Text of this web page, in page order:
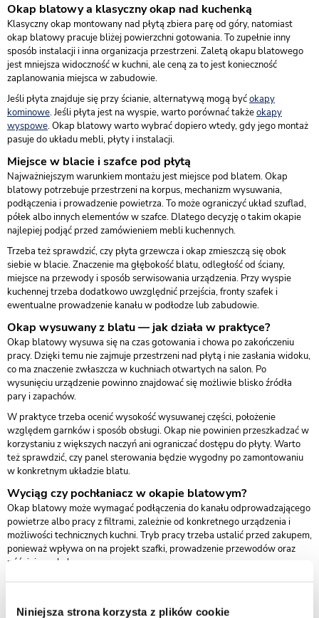
Niniejsza strona korzysta z plików cookie
Okap blatowy a klasyczny okap nad kuchenką
Klasyczny okap montowany nad płytą zbiera parę od góry, natomiast
okap blatowy pracuje bliżej powierzchni gotowania. To zupełnie inny
sposób instalacji i inna organizacja przestrzeni. Zaletą okapu blatowego
jest mniejsza widoczność w kuchni, ale ceną za to jest konieczność
zaplanowania miejsca w zabudowie.
Jeśli płyta znajduje się przy ścianie, alternatywą mogą byćokapy
kominowe. Jeśli płyta jest na wyspie, warto porównać takżeokapy
wyspowe. Okap blatowy warto wybrać dopiero wtedy, gdy jego montaż
pasuje do układu mebli, płyty i instalacji.
Miejsce w blacie i szafce pod płytą
Najważniejszym warunkiem montażu jest miejsce pod blatem. Okap
blatowy potrzebuje przestrzeni na korpus, mechanizm wysuwania,
podłączenia i prowadzenie powietrza. To może ograniczyć układ szuflad,
półek albo innych elementów w szafce. Dlatego decyzję o takim okapie
najlepiej podjąć przed zamówieniem mebli kuchennych.
Trzeba też sprawdzić, czy płyta grzewcza i okap zmieszczą się obok
siebie w blacie. Znaczenie ma głębokość blatu, odległość od ściany,
miejsce na przewody i sposób serwisowania urządzenia. Przy wyspie
kuchennej trzeba dodatkowo uwzględnić przejścia, fronty szafek i
ewentualne prowadzenie kanału w podłodze lub zabudowie.
Okap wysuwany z blatu — jak działa w praktyce?
Okap blatowy wysuwa się na czas gotowania i chowa po zakończeniu
pracy. Dzięki temu nie zajmuje przestrzeni nad płytą i nie zasłania widoku,
co ma znaczenie zwłaszcza w kuchniach otwartych na salon. Po
wysunięciu urządzenie powinno znajdować się możliwie blisko źródła
pary i zapachów.
W praktyce trzeba ocenić wysokość wysuwanej części, położenie
względem garnków i sposób obsługi. Okap nie powinien przeszkadzać w
korzystaniu z większych naczyń ani ograniczać dostępu do płyty. Warto
też sprawdzić, czy panel sterowania będzie wygodny po zamontowaniu
w konkretnym układzie blatu.
Wyciąg czy pochłaniacz w okapie blatowym?
Okap blatowy może wymagać podłączenia do kanału odprowadzającego
powietrze albo pracy z filtrami, zależnie od konkretnego urządzenia i
możliwości technicznych kuchni. Tryb pracy trzeba ustalić przed zakupem,
ponieważ wpływa on na projekt szafki, prowadzenie przewodów oraz
późniejszą obsługę.
Przy wyciągu trzeba zaplanować trasę powietrza od okapu do kanału
instalacji w podłodze, cokole albo zabudowie. Przy pochłaniaczu